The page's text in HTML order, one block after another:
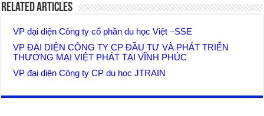
Related Articles
VP đại diện Công ty cổ phần du học Việt –SSE
VP ĐẠI DIỆN CÔNG TY CP ĐẦU TƯ VÀ PHÁT TRIỂN
THƯƠNG MẠI VIỆT PHÁT TẠI VĨNH PHÚC
VP đại diện Công ty CP du học JTRAIN